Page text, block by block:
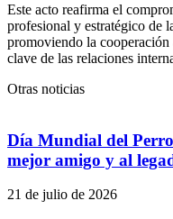
Este acto reafirma el
profesional y estratégico de
promoviendo la cooperación
clave de las relaciones
Otras noticias
Día Mundial del
mejor amigo y al
21 de julio de 2026